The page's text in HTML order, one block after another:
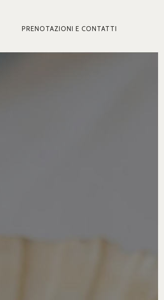
PRENOTAZIONI E CONTATTI